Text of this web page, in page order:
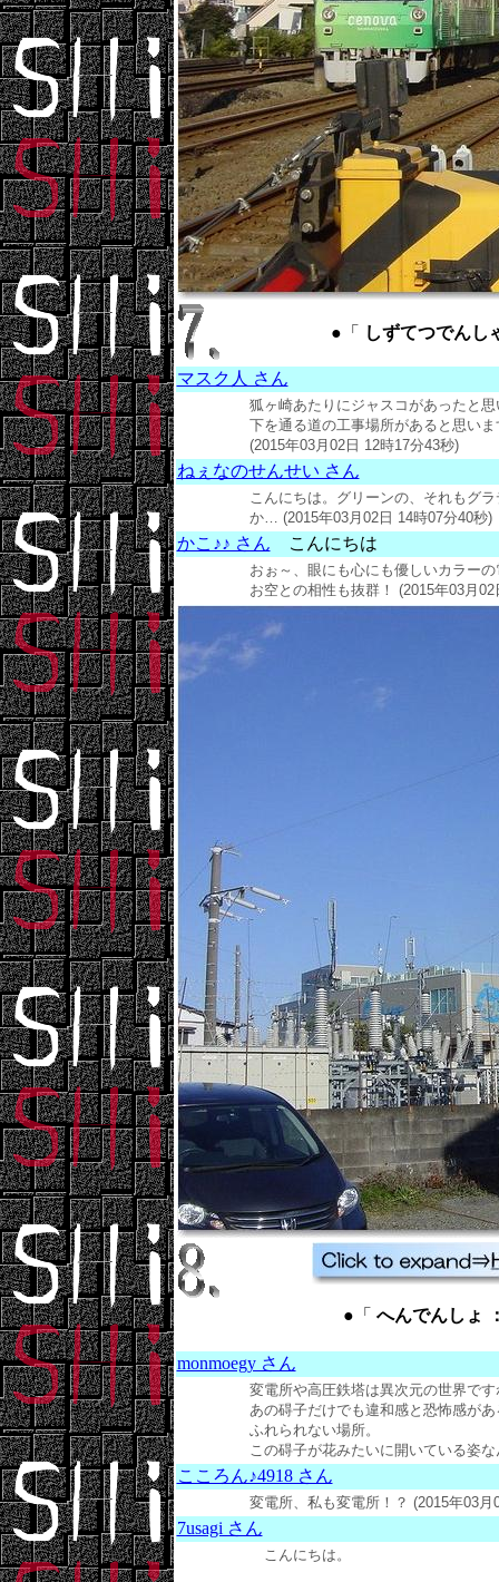
●「 しずてつでんし
マスク人 さん
狐ヶ崎あたりにジャスコがあったと
下を通る道の工事場所があると思い
(2015年03月02日 12時17分43秒)
ねぇなのせんせい さん
こんにちは。グリーンの、それもグ
か… (2015年03月02日 14時07分40秒)
かこ♪♪ さん こんにちは
おぉ～、眼にも心にも優しいカラー
お空との相性も抜群！ (2015年03月
●「 へんでんしょ
monmoegy さん
変電所や高圧鉄塔は異次元の世界です
あの碍子だけでも違和感と恐怖感があ
ふれられない場所。
この碍子が花みたいに開いている姿
こころん♪4918 さん
変電所、私も変電所！？ (2015年03月
7usagi さん
こんにちは。